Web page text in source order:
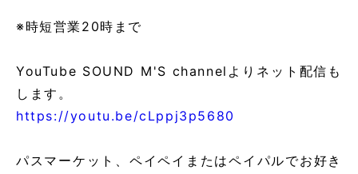
※時短営業20時まで
YouTube SOUND M'S channelよりネット配信も
します。
https://youtu.be/cLppj3p5680
パスマーケット、ペイペイまたはペイパルでお好き